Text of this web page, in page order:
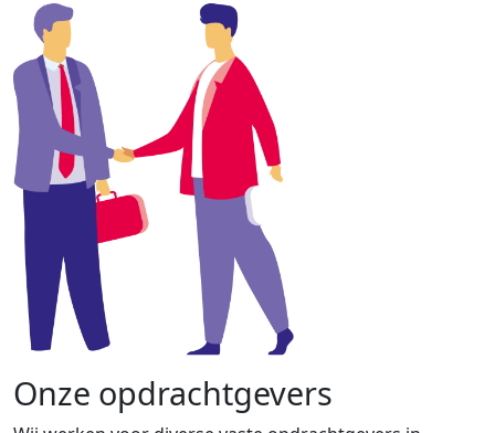
Onze opdrachtgevers